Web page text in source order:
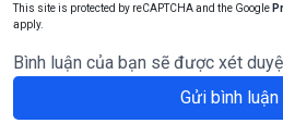
This site is protected by reCAPTCHA and the Google
apply.
Bình luận của bạn sẽ được xét
Gửi bình luận